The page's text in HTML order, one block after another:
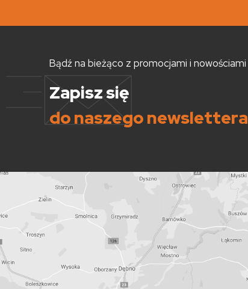
Bądź na bieżąco z promocjami i nowościami
Zapisz się
do naszego newslettera